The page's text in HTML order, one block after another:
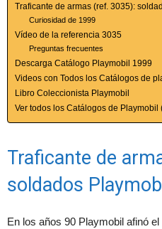
Traficante de armas (ref. 3035):
Curiosidad de 1999
Vídeo de la referencia 3035
Preguntas frecuentes
Descarga Catálogo Playmobil 1999
Videos con Todos los Catálogos de
Libro Coleccionista Playmobil
Ver todos los Catálogos de Playmobil
Traficante de
soldados
En los años 90 Playmobil afinó